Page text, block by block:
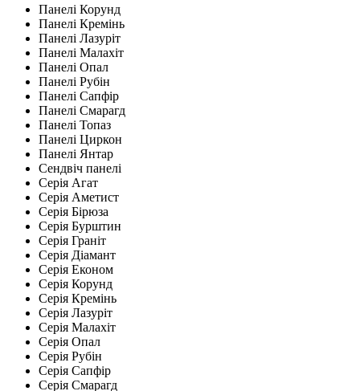
Панелі Корунд
Панелі Кремінь
Панелі Лазуріт
Панелі Малахіт
Панелі Опал
Панелі Рубін
Панелі Сапфір
Панелі Смарагд
Панелі Топаз
Панелі Циркон
Панелі Янтар
Сендвіч панелі
Серія Агат
Серія Аметист
Серія Бірюза
Серія Бурштин
Серія Граніт
Серія Діамант
Серія Економ
Серія Корунд
Серія Кремінь
Серія Лазуріт
Серія Малахіт
Серія Опал
Серія Рубін
Серія Сапфір
Серія Смарагд